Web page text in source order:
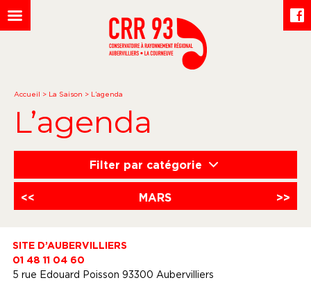
Accueil > La Saison > L’agenda
L’agenda
Filter par catégorie
<< MARS >>
SITE D’AUBERVILLIERS
01 48 11 04 60
5 rue Edouard Poisson 93300 Aubervilliers